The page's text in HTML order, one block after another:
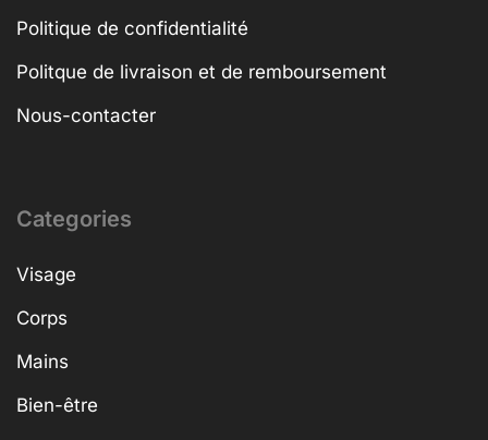
Politique de confidentialité
Politque de livraison et de remboursement
Nous-contacter
Categories
Visage
Corps
Mains
Bien-être